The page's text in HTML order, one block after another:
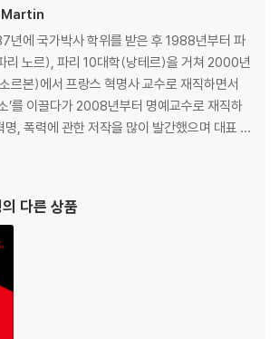
계
나요?
1호
년에 국가박사 학위를 받은 후 1988년부터 파
리 노르), 파리 10대학(낭테르)을 거쳐 2000년
르본)에서 프랑스 혁명사 교수로 재직하면서
’를 이끌다가 2008년부터 명예교수로 재직하
명, 폭력에 관한 저작을 많이 발간했으며 대표 저
Perrin, 2021. 『공포정의 메아리 - 국가의 거짓
의 다른 상품